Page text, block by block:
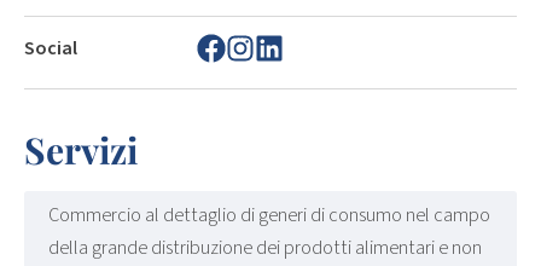
Social
Servizi
Commercio al dettaglio di generi di consumo nel campo
della grande distribuzione dei prodotti alimentari e non